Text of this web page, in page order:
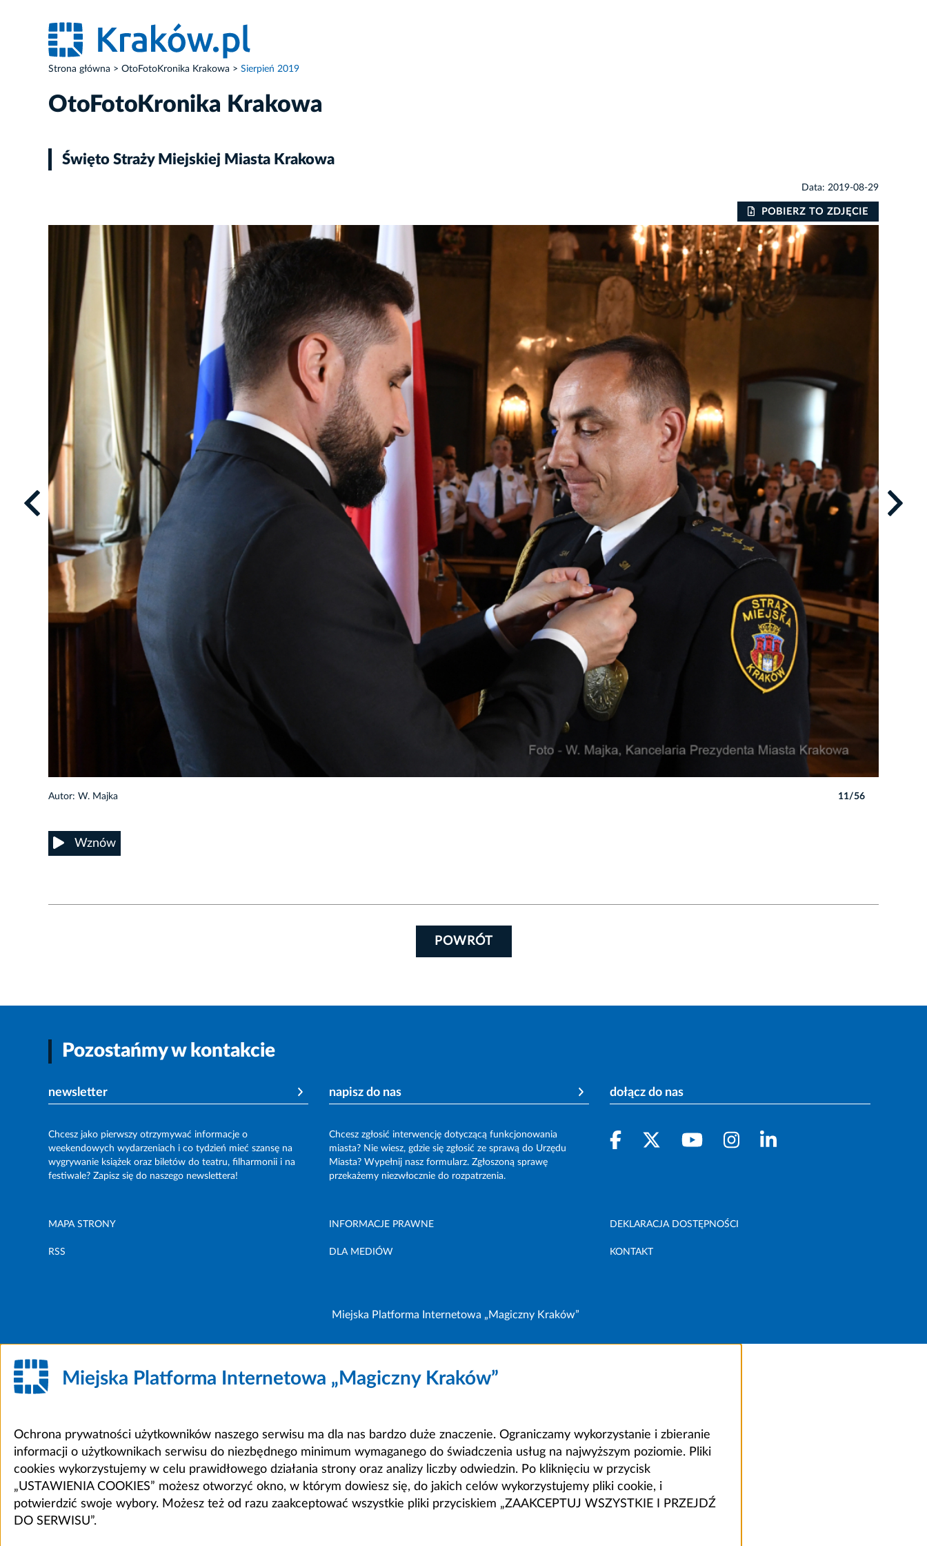
Strona główna OtoFotoKronika Krakowa Sierpień 2019
OtoFotoKronika Krakowa
Święto Straży Miejskiej Miasta Krakowa
Data: 2019-08-29
POBIERZ TO ZDJĘCIE
Autor: W. Majka 11/56
Wznów
POWRÓT
Pozostańmy w kontakcie
newsletter
Chcesz jako pierwszy otrzymywać informacje o
weekendowych wydarzeniach i co tydzień mieć szansę na
wygrywanie książek oraz biletów do teatru, filharmonii i na
festiwale? Zapisz się do naszego newslettera!
napisz do nas
Chcesz zgłosić interwencję dotyczącą funkcjonowania
miasta? Nie wiesz, gdzie się zgłosić ze sprawą do Urzędu
Miasta? Wypełnij nasz formularz. Zgłoszoną sprawę
przekażemy niezwłocznie do rozpatrzenia.
dołącz do nas
MAPA STRONY INFORMACJE PRAWNE DEKLARACJA DOSTĘPNOŚCI
RSS DLA MEDIÓW KONTAKT
Miejska Platforma Internetowa „Magiczny Kraków”
Miejska Platforma Internetowa „Magiczny Kraków”
Ochrona prywatności użytkowników naszego serwisu ma dla nas bardzo duże znaczenie. Ograniczamy wykorzystanie i zbieranie
informacji o użytkownikach serwisu do niezbędnego minimum wymaganego do świadczenia usług na najwyższym poziomie. Pliki
cookies wykorzystujemy w celu prawidłowego działania strony oraz analizy liczby odwiedzin. Po kliknięciu w przycisk
„USTAWIENIA COOKIES” możesz otworzyć okno, w którym dowiesz się, do jakich celów wykorzystujemy pliki cookie, i
potwierdzić swoje wybory. Możesz też od razu zaakceptować wszystkie pliki przyciskiem „ZAAKCEPTUJ WSZYSTKIE I PRZEJDŹ
DO SERWISU”.